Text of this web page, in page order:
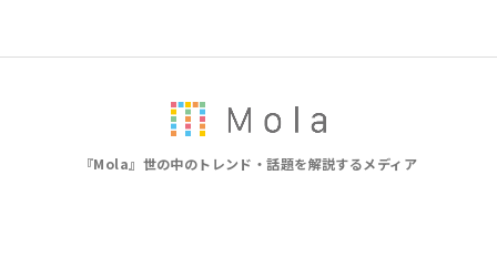
『Mola』世の中のトレンド・話題を解説するメディア